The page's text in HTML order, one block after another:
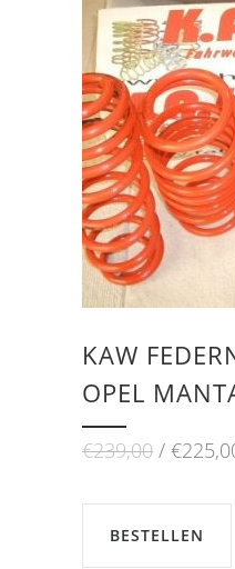
KAW
OPEL
€239,00
€239,00
€
BESTELLEN